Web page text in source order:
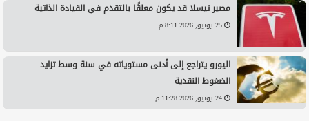
مصير تيسلا قد يكون معلقًا بالتقدم في القيادة الذاتية
25 يونيو, 2026 8:11 م
اليورو يتراجع إلى أدنى مستوياته في سنة وسط تزايد
الضغوط النقدية
24 يونيو, 2026 11:28 م